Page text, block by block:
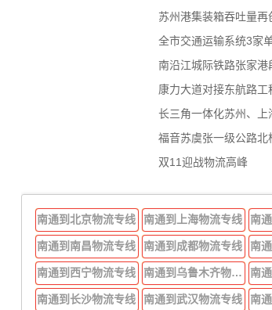
苏州港集装箱吞吐量再
全市交通运输系统3家
南沿江城际铁路张家
康力大道对接东航路工
长三角一体化苏州、
福音苏虞张一级公路
双11迎战物流高峰
南通到北京物流专线 南通到上海物流专线 南
南通到南昌物流专线 南通到成都物流专线 南
南通到西宁物流专线 南通到乌鲁木齐物流专线 南
南通到长沙物流专线 南通到武汉物流专线 南